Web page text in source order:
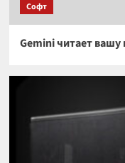
Софт
Gemini читает вашу